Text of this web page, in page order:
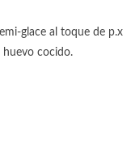
glace al toque de p.x
huevo cocido.